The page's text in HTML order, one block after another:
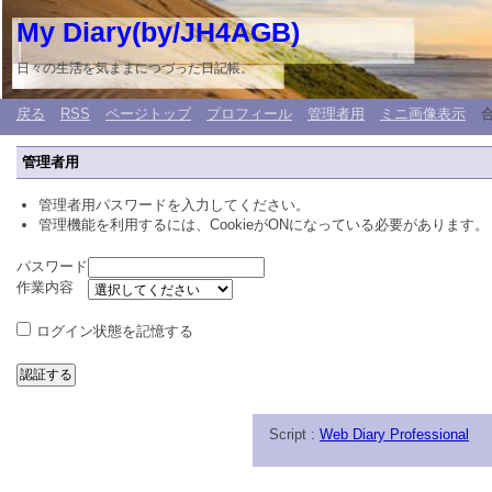
My Diary(by/JH4AGB)
日々の生活を気ままにつづった日記帳。
戻る RSS ページトップ プロフィール 管理者用 ミニ画像表示
管理者用
管理者用パスワードを入力してください。
管理機能を利用するには、CookieがONになっている必要があります。
パスワード
作業内容
ログイン状態を記憶する
Script : Web Diary Professional